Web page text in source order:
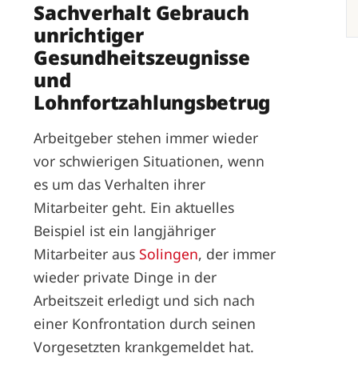
Sachverhalt Gebrauch
unrichtiger
Gesundheitszeugnisse
und
Lohnfortzahlungsbetrug
Arbeitgeber stehen immer wieder
vor schwierigen Situationen, wenn
es um das Verhalten ihrer
Mitarbeiter geht. Ein aktuelles
Beispiel ist ein langjähriger
Mitarbeiter ausSolingen, der immer
wieder private Dinge in der
Arbeitszeit erledigt und sich nach
einer Konfrontation durch seinen
Vorgesetzten krankgemeldet hat.